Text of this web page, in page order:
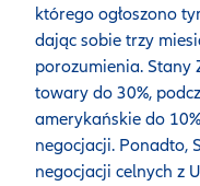
którego ogłoszono
dając sobie trzy
porozumienia. Stany
towary do 30%,
amerykańskie do
negocjacji. Ponadto,
negocjacji celnych z